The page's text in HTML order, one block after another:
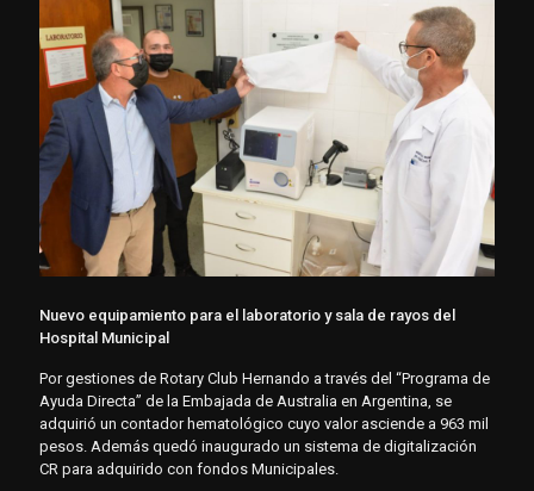
Nuevo equipamiento para el laboratorio y sala de rayos del
Hospital Municipal
Por gestiones de Rotary Club Hernando a través del “Programa de
Ayuda Directa” de la Embajada de Australia en Argentina, se
adquirió un contador hematológico cuyo valor asciende a 963 mil
pesos. Además quedó inaugurado un sistema de digitalización
CR para adquirido con fondos Municipales.